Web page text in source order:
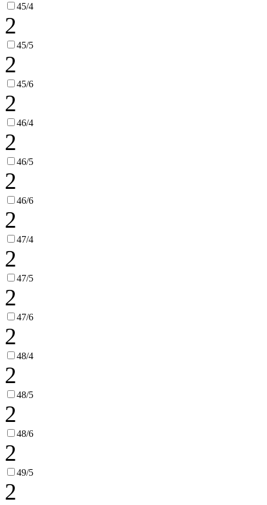
45/4
2
45/5
2
45/6
2
46/4
2
46/5
2
46/6
2
47/4
2
47/5
2
47/6
2
48/4
2
48/5
2
48/6
2
49/5
2